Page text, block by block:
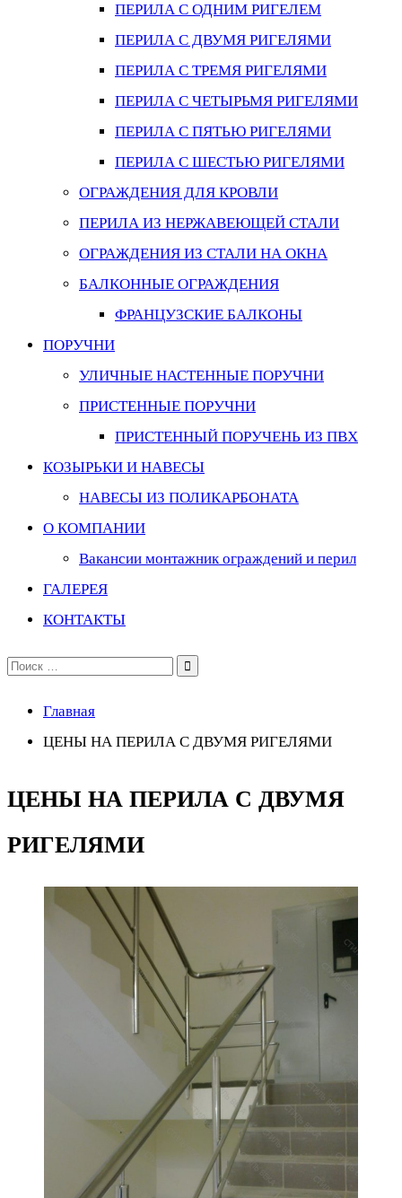
ПЕРИЛА С ОДНИМ РИГЕЛЕМ
ПЕРИЛА С ДВУМЯ РИГЕЛЯМИ
ПЕРИЛА С ТРЕМЯ РИГЕЛЯМИ
ПЕРИЛА С ЧЕТЫРЬМЯ РИГЕЛЯМИ
ПЕРИЛА С ПЯТЬЮ РИГЕЛЯМИ
ПЕРИЛА С ШЕСТЬЮ РИГЕЛЯМИ
ОГРАЖДЕНИЯ ДЛЯ КРОВЛИ
ПЕРИЛА ИЗ НЕРЖАВЕЮЩЕЙ СТАЛИ
ОГРАЖДЕНИЯ ИЗ СТАЛИ НА ОКНА
БАЛКОННЫЕ ОГРАЖДЕНИЯ
ФРАНЦУЗСКИЕ БАЛКОНЫ
ПОРУЧНИ
УЛИЧНЫЕ НАСТЕННЫЕ ПОРУЧНИ
ПРИСТЕННЫЕ ПОРУЧНИ
ПРИСТЕННЫЙ ПОРУЧЕНЬ ИЗ ПВХ
КОЗЫРЬКИ И НАВЕСЫ
НАВЕСЫ ИЗ ПОЛИКАРБОНАТА
О КОМПАНИИ
Вакансии монтажник ограждений и перил
ГАЛЕРЕЯ
КОНТАКТЫ
Поиск
Главная
ЦЕНЫ НА ПЕРИЛА С ДВУМЯ РИГЕЛЯМИ
ЦЕНЫ НА ПЕРИЛА С ДВУМЯ
РИГЕЛЯМИ